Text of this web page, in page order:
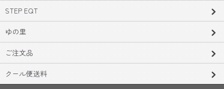
STEP EQT
ゆの里
ご注文品
クール便送料